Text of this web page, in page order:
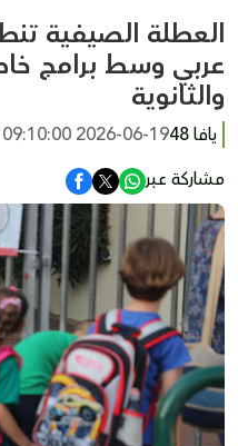
وفيات
المزيد
عربي وسط برامج
والثانوية
يافا 48
2026-06-19 09:10:00
مشاركة عبر